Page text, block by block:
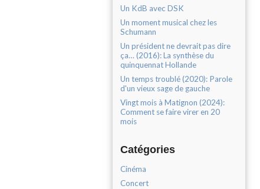
Un KdB avec DSK
Un moment musical chez les
Schumann
Un président ne devrait pas dire
ça… (2016): La synthèse du
quinquennat Hollande
Un temps troublé (2020): Parole
d'un vieux sage de gauche
Vingt mois à Matignon (2024):
Comment se faire virer en 20
mois
Catégories
Cinéma
Concert